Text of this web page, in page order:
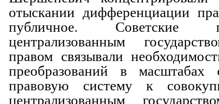
отыскании дифференциации
публичное. Советские
централизованным
правом связывали
преобразований в масштабах
правовую систему к
централизованным